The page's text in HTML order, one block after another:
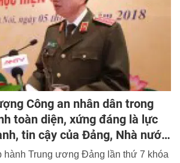
Công an nhân dân trong
toàn diện, xứng đáng là lực
tin cậy của Đảng, Nhà nước
hành Trung ương Đảng lần thứ 7 khóa